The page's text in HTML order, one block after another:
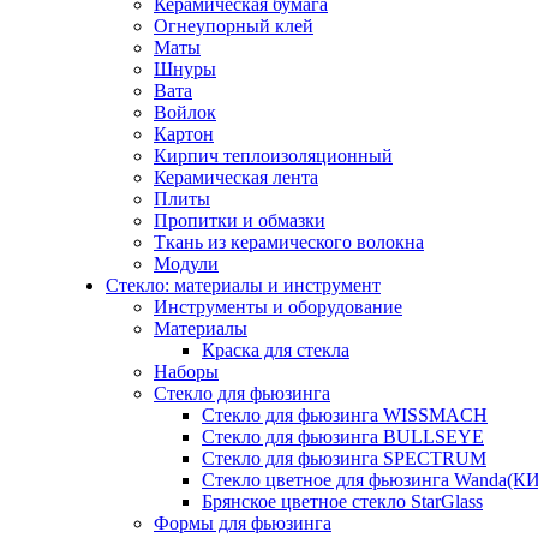
Керамическая бумага
Огнеупорный клей
Маты
Шнуры
Вата
Войлок
Картон
Кирпич теплоизоляционный
Керамическая лента
Плиты
Пропитки и обмазки
Ткань из керамического волокна
Модули
Стекло: материалы и инструмент
Инструменты и оборудование
Материалы
Краска для стекла
Наборы
Стекло для фьюзинга
Стекло для фьюзинга WISSMACH
Стекло для фьюзинга BULLSEYE
Стекло для фьюзинга SPECTRUM
Стекло цветное для фьюзинга
Брянское цветное стекло StarGlass
Формы для фьюзинга